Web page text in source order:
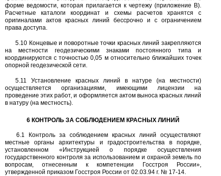
форме ведомости, которая прилагается к чертежу (приложение В).
Расчетные каталоги координат и схемы расчетов хранятся с
оригиналами актов красных линий бессрочно и с ограничением
права доступа.
5.10 Концевые и поворотные точки красных линий закрепляются
на местности геодезическими знаками постоянного типа и
координируются с точностью 0,05 м относительно ближайших точек
опорной геодезической сети.
5.11
Установление красных линий в натуре (на местности)
осуществляется организациями, имеющими лицензии на
проведение этих работ, и оформляется актом выноса красных линий
в натуру (на местность).
6 КОНТРОЛЬ ЗА СОБЛЮДЕНИЕМ КРАСНЫХ ЛИНИЙ
6.1
Контроль за соблюдением красных линий осуществляют
местные органы архитектуры и градостроительства в порядке,
установленном «Инструкцией о порядке осуществления
государственного контроля за использованием и охраной земель по
вопросам, отнесенным к компетенции Госстроя России»,
утвержденной приказом Госстроя России от 02.03.94 г. № 17-14.